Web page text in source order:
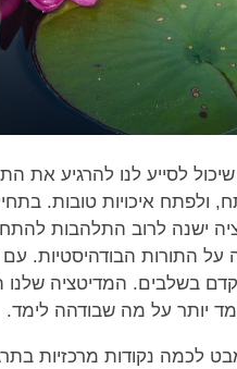
לסייע לנו להרגיע את
ולפתח איכויות טובות.
ישנה לרוב התלהבות
על התורות הבודהיסטיות. עם
בשלבים. המדיטציה שלנו
יותר על מה שבודהה לימד.
לכמה נקודות מרכזיות